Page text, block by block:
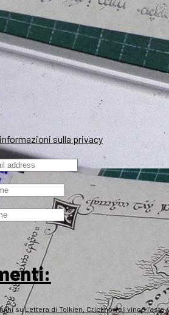
sulla privacy
suLettera di Tolkien, Crickhowell vince l’asta